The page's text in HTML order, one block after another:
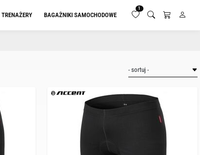
TRENAŻERY BAGAŻNIKI SAMOCHODOWE
1